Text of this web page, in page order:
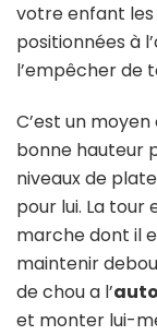
votre enfant les
positionnées à
l’empêcher de
C’est un
bonne hauteur
niveaux de
pour lui. La
marche dont il
maintenir
de chou a l’
et monter lui-